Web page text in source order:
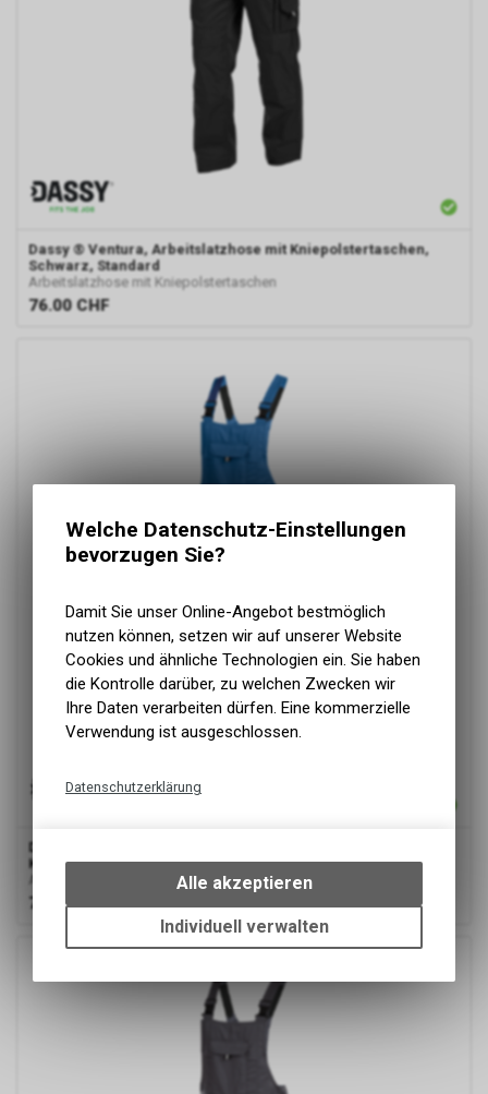
Dassy ® Ventura, Arbeitslatzhose mit Kniepolstertaschen,
Schwarz, Standard
Arbeitslatzhose mit Kniepolstertaschen
76.00 CHF
Dassy
Kornblau, Standard
Arbeitslatzhose mit Kniepolstertaschen
76.00 CHF
Welche Datenschutz-Einstellungen
bevorzugen Sie?
Damit Sie unser Online-Angebot bestmöglich
nutzen können, setzen wir auf unserer Website
Cookies und ähnliche Technologien ein. Sie haben
die Kontrolle darüber, zu welchen Zwecken wir
Ihre Daten verarbeiten dürfen. Eine kommerzielle
Verwendung ist ausgeschlossen.
Datenschutzerklärung
bestimmte Interaktionen und
Einstellungen auf Ihrem Gerät,
um die grundlegenden
Funktionen unseres Online-
des Warenkorbs, zu
ermöglichen. Bitte beachten Sie,
dass die gespeicherten Daten
keinerlei Rückschlüsse auf Ihre
persönlichen Informationen
Google Analytics
Alle akzeptieren
Individuell verwalten